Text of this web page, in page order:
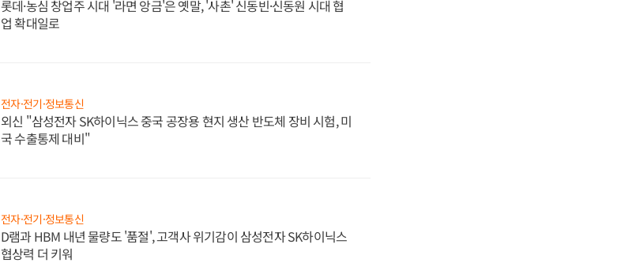
롯데·농심 창업주 시대 '라면 앙금'은 옛말, '사촌' 신동빈·신동원 시대 협
업 확대일로
전자·전기·정보통신
외신 "삼성전자 SK하이닉스 중국 공장용 현지 생산 반도체 장비 시험, 미
국 수출통제 대비"
전자·전기·정보통신
D램과 HBM 내년 물량도 '품절', 고객사 위기감이 삼성전자 SK하이닉스
협상력 더 키워